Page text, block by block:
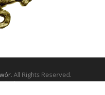
. All Rights Reserved.
bybavotasan.com.